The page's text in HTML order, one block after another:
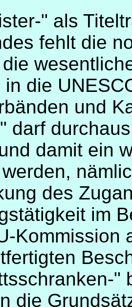
" als
fehlt die
die
und
darf
damit ein
des
im
Kommission
"
die